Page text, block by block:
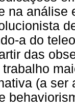
na análise
a do
das
(a ser